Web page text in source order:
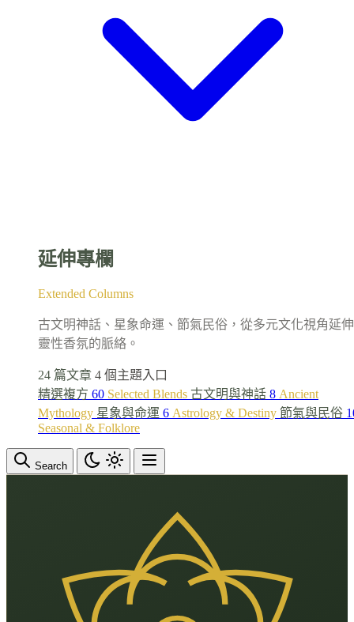
延伸專欄
Extended Columns
古文明神話、星象命運、節氣民俗，從多元文化視角延伸
靈性香氛的脈絡。
24 篇文章 4 個主題入口
精選複方 60 Selected Blends 古文明與神話 8 Ancient
Mythology 星象與命運 6 Astrology & Destiny 節氣與民俗
Seasonal & Folklore
Search